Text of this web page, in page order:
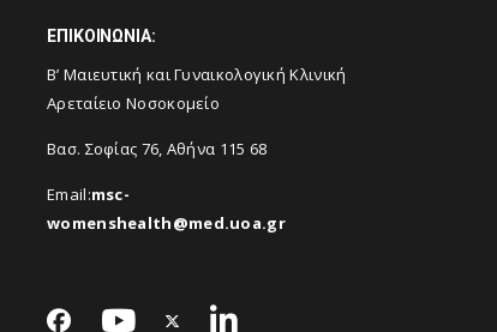
ΕΠΙΚΟΙΝΩΝΙΑ:
Β’ Μαιευτική και Γυναικολογική Κλινική
Αρεταίειο Νοσοκομείο
Βασ. Σοφίας 76, Αθήνα 115 68
Email:msc-
womenshealth@med.uoa.gr